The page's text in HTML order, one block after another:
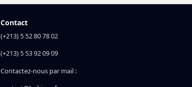
Contact
(+213) 5 52 80 78 02
(+213) 5 53 92 09 09
Contactez-nous par mail :